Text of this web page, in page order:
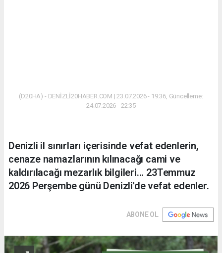
(D20HA) - DENİZLİ20HABER.COM | 23.07.2026 - 19:36, Güncelleme:
24.07.2026 - 22:35
Denizli il sınırları içerisinde vefat edenlerin,
cenaze namazlarının kılınacağı cami ve
kaldırılacağı mezarlık bilgileri... 23Temmuz
2026 Perşembe günü Denizli'de vefat edenler.
ABONE OL